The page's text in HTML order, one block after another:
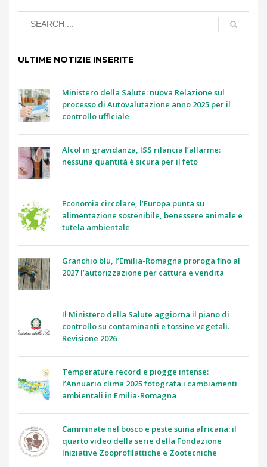
ULTIME NOTIZIE INSERITE
Ministero della Salute: nuova Relazione sul
processo di Autovalutazione anno 2025 per il
controllo ufficiale
Alcol in gravidanza, ISS rilancia l’allarme:
nessuna quantità è sicura per il feto
Economia circolare, l’Europa punta su
alimentazione sostenibile, benessere animale e
tutela ambientale
Granchio blu, l’Emilia-Romagna proroga fino al
2027 l’autorizzazione per cattura e vendita
Il Ministero della Salute aggiorna il piano di
controllo su contaminanti e tossine vegetali.
Revisione 2026
Temperature record e piogge intense:
l’Annuario clima 2025 fotografa i cambiamenti
ambientali in Emilia-Romagna
Camminate nel bosco e peste suina africana: il
quarto video della serie della Fondazione
Iniziative Zooprofilattiche e Zootecniche